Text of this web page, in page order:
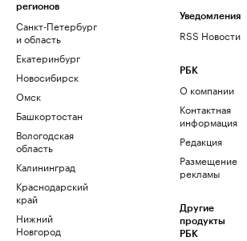
регионов
Санкт-Петербург
и область
Екатеринбург
Новосибирск
Омск
Башкортостан
Вологодская
область
Калининград
Краснодарский
край
Нижний
Новгород
Уведомления
RSS Новости
РБК
О компании
Контактная
информация
Редакция
Размещение
рекламы
Другие
продукты
РБК